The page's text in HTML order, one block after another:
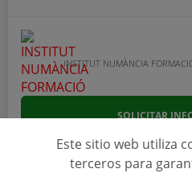
INSTITUT NUMÀNCIA
SOLICITAR
Este sitio web utiliza
terceros para